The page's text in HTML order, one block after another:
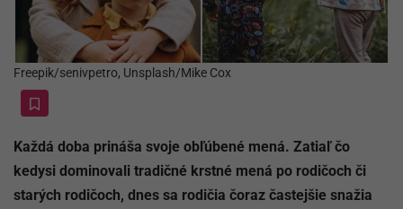
Freepik/senivpetro, Unsplash/Mike Cox
Každá doba prináša svoje obľúbené mená. Zatiaľ čo
kedysi dominovali tradičné krstné mená po rodičoch či
starých rodičoch, dnes sa rodičia čoraz častejšie snažia